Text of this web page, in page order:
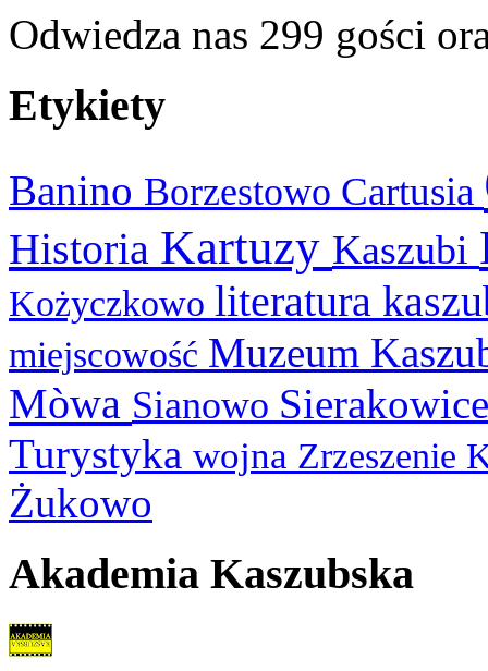
Odwiedza nas 299 gości
Etykiety
Banino Borzestowo Cartusia
Historia Kartuzy Kaszubi
Kożyczkowo literatura
miejscowość Muzeum
Mòwa Sianowo
Turystyka wojna Zrzeszenie
Żukowo
Akademia Kaszubska